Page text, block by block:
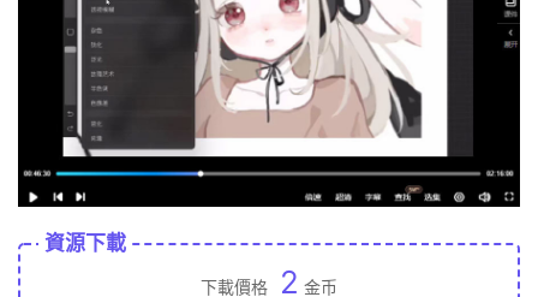
資源下載
下載價格 2 金币